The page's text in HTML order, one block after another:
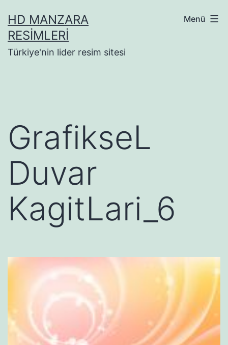
geçHD MANZARA
RESIMLERI
Türkiye'nin lider resim sitesi
Menü
GrafikseL
Duvar
KagitLari_6